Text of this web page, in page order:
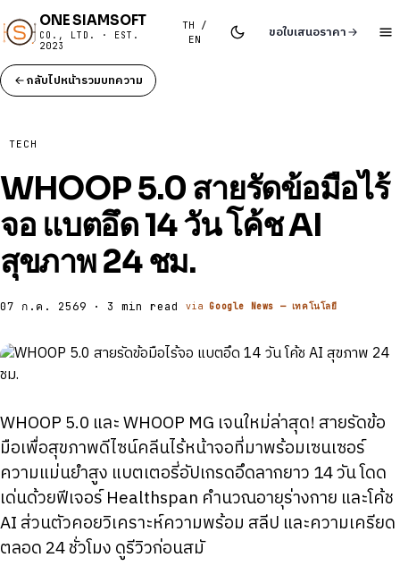
ONE SIAMSOFT
CO., LTD. · EST.
2023
TH /
EN
ขอใบเสนอราคา
กลับไปหน้ารวมบทความ
TECH
WHOOP 5.0 สายรัดข้อมือไร้
จอ แบตอึด 14 วัน โค้ช AI
สุขภาพ 24 ชม.
07 ก.ค. 2569 · 3 min read viaGoogle News — เทคโนโลยี
WHOOP 5.0 และ WHOOP MG เจนใหม่ล่าสุด! สายรัดข้อ
มือเพื่อสุขภาพดีไซน์คลีนไร้หน้าจอที่มาพร้อมเซนเซอร์
ความแม่นยำสูง แบตเตอรี่อัปเกรดอึดลากยาว 14 วัน โดด
เด่นด้วยฟีเจอร์ Healthspan คำนวณอายุร่างกาย และโค้ช
AI ส่วนตัวคอยวิเคราะห์ความพร้อม สลีป และความเครียด
ตลอด 24 ชั่วโมง ดูรีวิวก่อนสมั